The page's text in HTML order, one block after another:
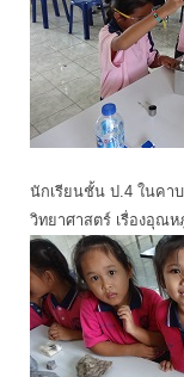
นักเรียนชั้น ป.4 ในคา
วิทยาศาสตร์ เรื่องอุณห